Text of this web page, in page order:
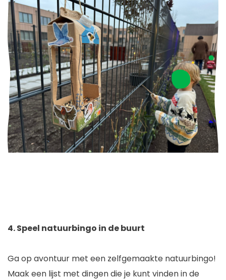
4.Speel natuurbingo in de buurt
Ga op avontuur met een zelfgemaakte natuurbingo!
Maak een lijst met dingen die je kunt vinden in de